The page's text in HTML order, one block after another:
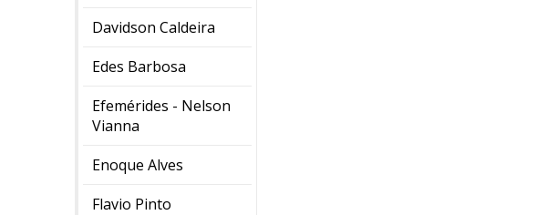
Davidson Caldeira
Edes Barbosa
Efemérides - Nelson
Vianna
Enoque Alves
Flavio Pinto